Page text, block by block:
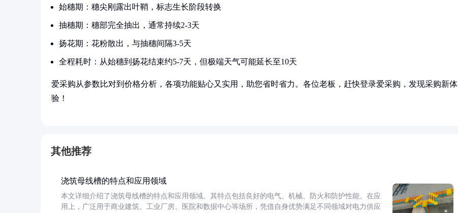
始穗期：穗尖刚露出叶鞘，标志生长阶段转换
抽穗期：穗部完全抽出，通常持续2-3天
扬花期：花粉散出，与抽穗间隔3-5天
全程耗时：从始穗到扬花结束约5-7天，但极端天气可能延长至10天
爱采购从参数比对到价格分析，各项功能贴心又实用，助您省时省力。各位老板，赶快登录爱采购，发现采购新体
验！
其他推荐
浇筑母线槽的特点和应用领域
本文详细介绍了浇筑母线槽的特点和应用领域。其特点包括良好的电气、机械、防火和防护性能。在应
用上，广泛用于商业建筑、工业厂房、医院和数据中心等场所，凭借自身优势满足不同领域对电力供应